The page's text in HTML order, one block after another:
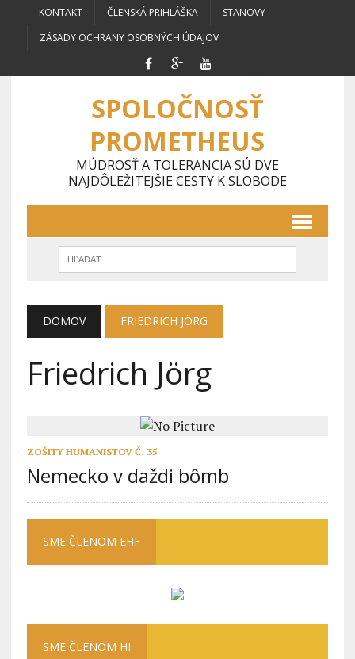
KONTAKT ČLENSKÁ PRIHLÁŠKA
STANOVY
ZÁSADY OCHRANY OSOBNÝCH ÚDAJOV
SPOLOČNOSŤ
PROMETHEUS
MÚDROSŤ A TOLERANCIA SÚ DVE
NAJDÔLEŽITEJŠIE CESTY K SLOBODE
DOMOV FRIEDRICH JÖRG
Friedrich Jörg
ZOŠITY HUMANISTOV Č. 35
Nemecko v daždi bômb
SME ČLENOM EHF
SME ČLENOM HI